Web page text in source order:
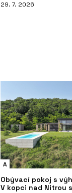
29. 7. 2026
A
Obývací pokoj s
V kopci nad Nitrou